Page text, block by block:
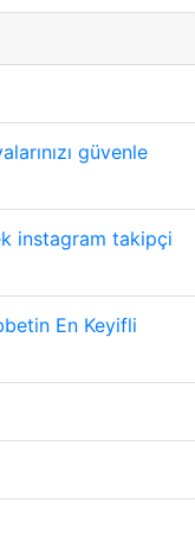
güvenle
instagram takipçi
En Keyifli